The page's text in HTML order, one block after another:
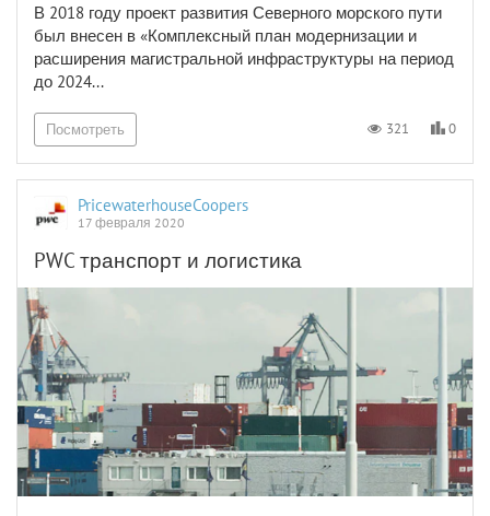
В 2018 году проект развития Северного морского пути
был внесен в «Комплексный план модернизации и
расширения магистральной инфраструктуры на период
до 2024...
Посмотреть 321 0
PricewaterhouseCoopers
17 февраля 2020
PWC транспорт и логистика